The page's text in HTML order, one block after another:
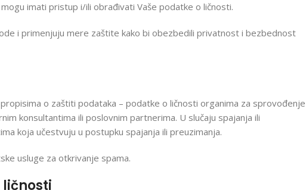
imati pristup i/ili obrađivati Vaše podatke o ličnosti.
i primenjuju mere zaštite kako bi obezbedili privatnost i bezbednost
o zaštiti podataka – podatke o ličnosti organima za sprovođenje
konsultantima ili poslovnim partnerima. U slučaju spajanja ili
koja učestvuju u postupku spajanja ili preuzimanja.
usluge za otkrivanje spama.